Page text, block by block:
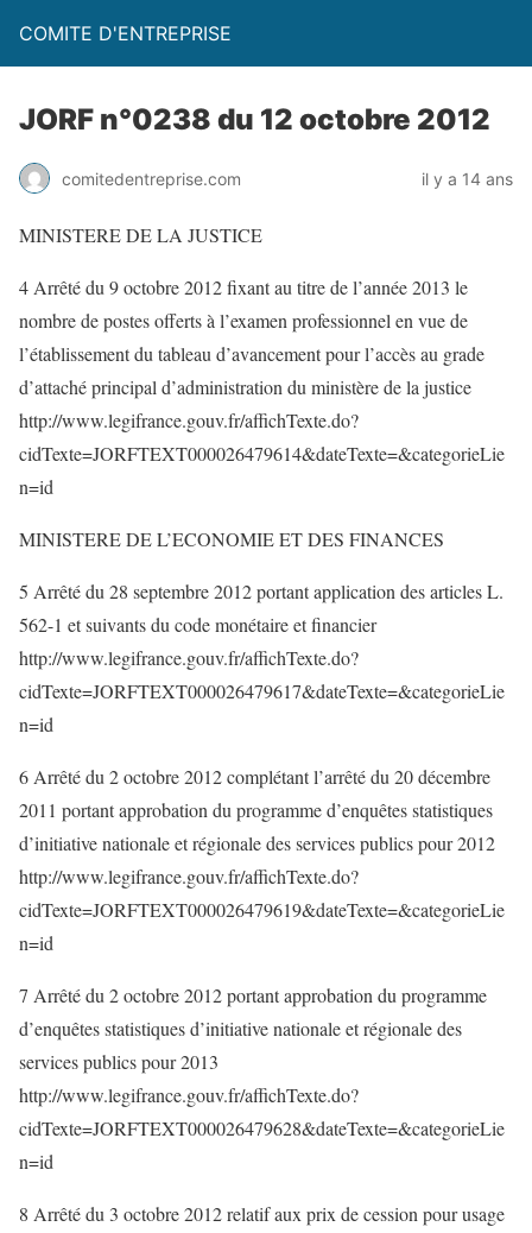
COMITE D'ENTREPRISE
JORF n°0238 du 12 octobre 2012
comitedentreprise.com il y a 14 ans
MINISTERE DE LA JUSTICE
4 Arrêté du 9 octobre 2012 fixant au titre de l’année 2013 le
nombre de postes offerts à l’examen professionnel en vue de
l’établissement du tableau d’avancement pour l’accès au grade
d’attaché principal d’administration du ministère de la justice
http://www.legifrance.gouv.fr/affichTexte.do?
cidTexte=JORFTEXT000026479614&dateTexte=&categorieLie
n=id
MINISTERE DE L’ECONOMIE ET DES FINANCES
5 Arrêté du 28 septembre 2012 portant application des articles L.
562-1 et suivants du code monétaire et financier
http://www.legifrance.gouv.fr/affichTexte.do?
cidTexte=JORFTEXT000026479617&dateTexte=&categorieLie
n=id
6 Arrêté du 2 octobre 2012 complétant l’arrêté du 20 décembre
2011 portant approbation du programme d’enquêtes statistiques
d’initiative nationale et régionale des services publics pour 2012
http://www.legifrance.gouv.fr/affichTexte.do?
cidTexte=JORFTEXT000026479619&dateTexte=&categorieLie
n=id
7 Arrêté du 2 octobre 2012 portant approbation du programme
d’enquêtes statistiques d’initiative nationale et régionale des
services publics pour 2013
http://www.legifrance.gouv.fr/affichTexte.do?
cidTexte=JORFTEXT000026479628&dateTexte=&categorieLie
n=id
8 Arrêté du 3 octobre 2012 relatif aux prix de cession pour usage